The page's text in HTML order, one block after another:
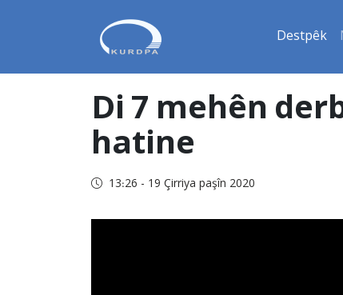
Destpêk
Di 7 mehên
hatine
13:26 - 19 Çirriya paşîn 2020